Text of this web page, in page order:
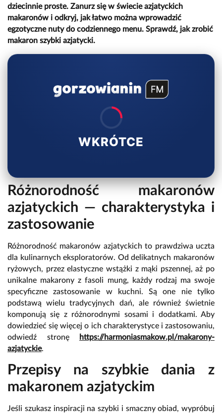
dziecinnie proste. Zanurz się w świecie azjatyckich
makaronów i odkryj, jak łatwo można wprowadzić
egzotyczne nuty do codziennego menu. Sprawdź, jak zrobić
makaron szybki azjatycki.
WKRÓTCE
Różnorodność makaronów
azjatyckich — charakterystyka i
zastosowanie
Różnorodność makaronów azjatyckich to prawdziwa uczta
dla kulinarnych eksploratorów. Od delikatnych makaronów
ryżowych, przez elastyczne wstążki z mąki pszennej, aż po
unikalne makarony z fasoli mung, każdy rodzaj ma swoje
specyficzne zastosowanie w kuchni. Są one nie tylko
podstawą wielu tradycyjnych dań, ale również świetnie
komponują się z różnorodnymi sosami i dodatkami. Aby
dowiedzieć się więcej o ich charakterystyce i zastosowaniu,
odwiedź stronę
https://harmoniasmakow.pl/makarony-
azjatyckie.
Przepisy na szybkie dania z
makaronem azjatyckim
Jeśli szukasz inspiracji na szybki i smaczny obiad, wypróbuj